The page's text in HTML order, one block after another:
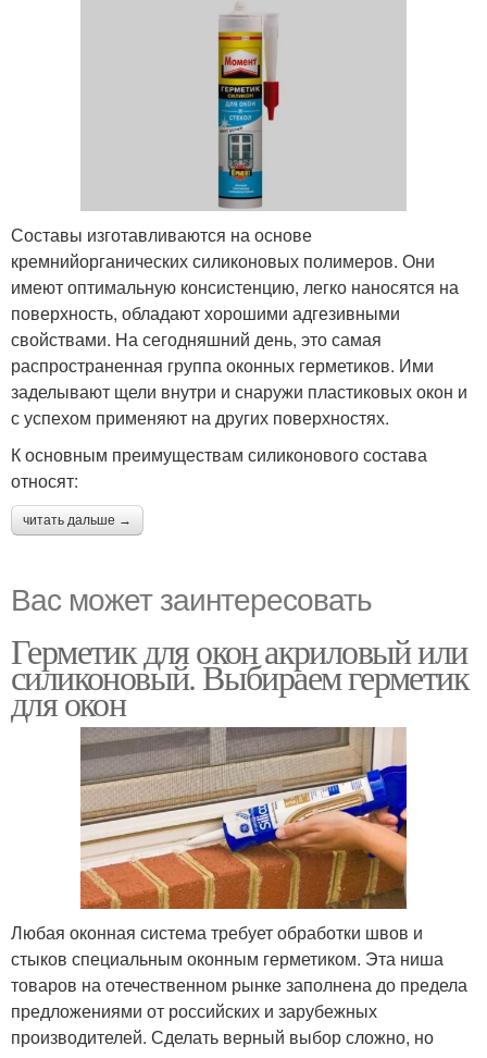
Составы изготавливаются на основе
кремнийорганических силиконовых полимеров. Они
имеют оптимальную консистенцию, легко наносятся на
поверхность, обладают хорошими адгезивными
свойствами. На сегодняшний день, это самая
распространенная группа оконных герметиков. Ими
заделывают щели внутри и снаружи пластиковых окон и
с успехом применяют на других поверхностях.
К основным преимуществам силиконового состава
относят:
читать дальше →
Вас может заинтересовать
Герметик для окон акриловый или
силиконовый. Выбираем герметик
для окон
Любая оконная система требует обработки швов и
стыков специальным оконным герметиком. Эта ниша
товаров на отечественном рынке заполнена до предела
предложениями от российских и зарубежных
производителей. Сделать верный выбор сложно, но